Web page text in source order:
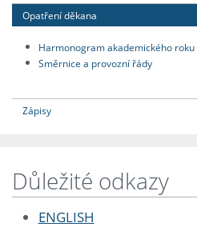
Opatření děkana
Harmonogram akademického roku
Směrnice a provozní řády
Zápisy
Důležité odkazy
ENGLISH